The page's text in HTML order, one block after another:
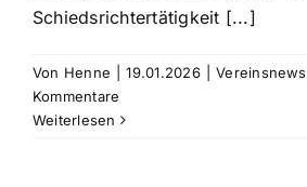
Der Verein
Schiedsrichtertätigkeit [...]
Von Henne 19.01.2026 Vereinsnews
Kommentare
Weiterlesen